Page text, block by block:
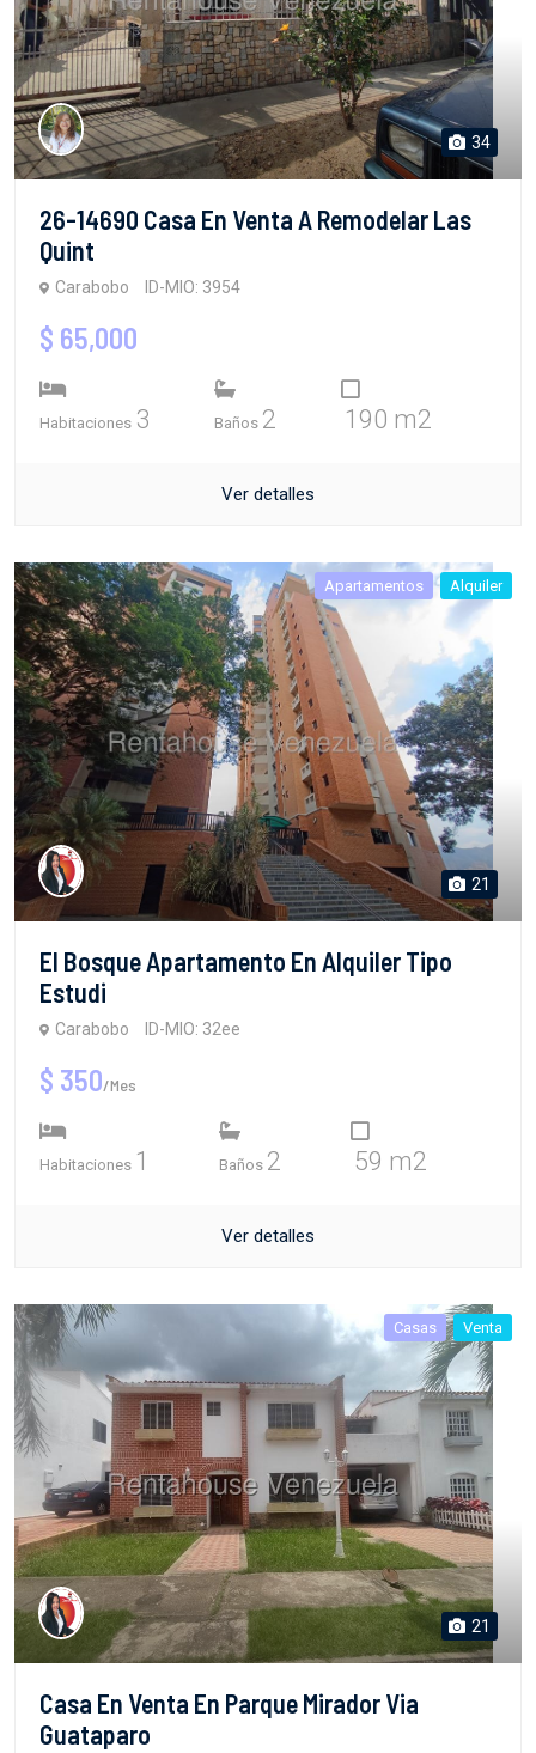
34
26-14690 Casa En Venta A Remodelar Las
Quint
Carabobo ID-MIO: 3954
$ 65,000
Habitaciones 3 Baños 2 190 m2
Ver detalles
Apartamentos Alquiler
21
El Bosque Apartamento En Alquiler Tipo
Estudi
Carabobo ID-MIO: 32ee
$ 350/Mes
Habitaciones 1 Baños 2 59 m2
Ver detalles
Casas Venta
21
Casa En Venta En Parque Mirador Via
Guataparo